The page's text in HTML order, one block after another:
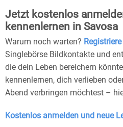
Jetzt kostenlos
kennenlernen in Savosa
Warum noch warten?
Singlebörse Bildkontakte und
die dein Leben bereichern
kennenlernen, dich verlieben
Abend verbringen möchtest –
Kostenlos anmelden und neue